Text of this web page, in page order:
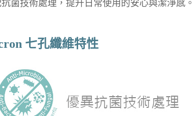
菌技術處理，提升日常使用的安心與潔淨感。
七孔纖維特性